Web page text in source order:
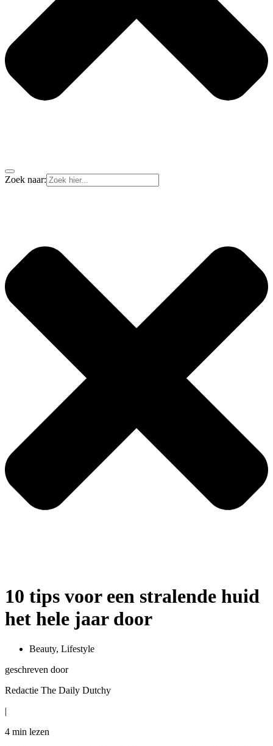
Zoek naar:
10 tips voor een stralende huid
het hele jaar door
Beauty, Lifestyle
geschreven door
Redactie The Daily Dutchy
|
4 min lezen